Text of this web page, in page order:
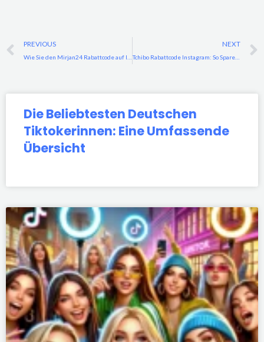
Prev
PREVIOUS
Wie Sie den Mirjan24 Rabattcode auf Instagram optimal nutzen
NEXT
Tchibo Rabattcode Instagram: So Sparen Sie Clever beim Einkaufen
Die Beliebtesten Deutschen
Tiktokerinnen: Eine Umfassende
Übersicht